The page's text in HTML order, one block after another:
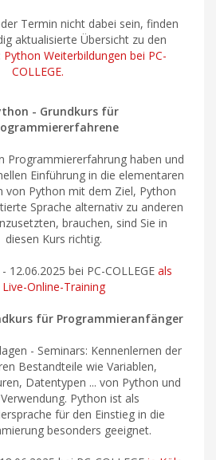
Termin nicht dabei sein, finden
aktualisierte Übersicht zu den
Python Weiterbildungen bei PC-
COLLEGE.
- Grundkurs für
Programmiererfahrung haben und
Einführung in die elementaren
von Python mit dem Ziel, Python
Sprache alternativ zu anderen
brauchen, sind Sie in
diesen Kurs richtig.
12.06.2025 bei PC-COLLEGE als
Live-Online-Training
für Programmieranfänger
- Seminars: Kennenlernen der
Bestandteile wie Variablen,
Datentypen ... von Python und
Python ist als
für den Einstieg in die
besonders geeignet.